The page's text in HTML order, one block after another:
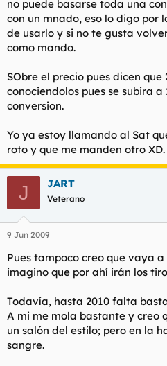
no puede basarse toda una
con un mnado, eso lo digo por
de usarlo y si no te gusta
como mando.
SObre el precio pues dicen
conociendolos pues se subira a
conversion.
Yo ya estoy llamando al Sat
roto y que me manden otro XD.
J JART
Veterano
9 Jun 2009
Pues tampoco creo que vaya
imagino que por ahí irán los
Todavía, hasta 2010 falta
A mi me mola bastante y creo
un salón del estilo; pero en la
sangre.